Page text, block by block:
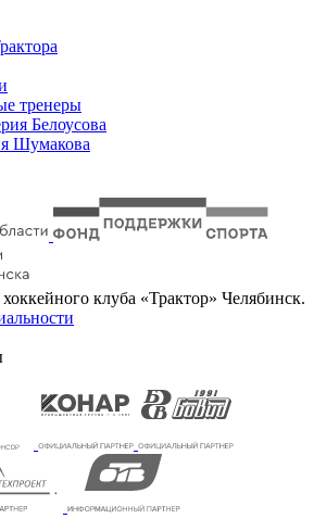
тренеры
Белоусова
Шумакова
клуба «Трактор» Челябинск.